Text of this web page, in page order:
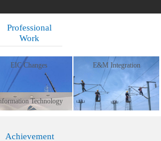
Professional
Work
EIC Changes E&M Integration
Technology
Achievement